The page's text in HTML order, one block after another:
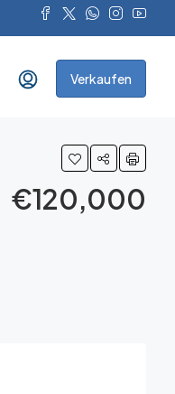
Verkaufen
€120,000